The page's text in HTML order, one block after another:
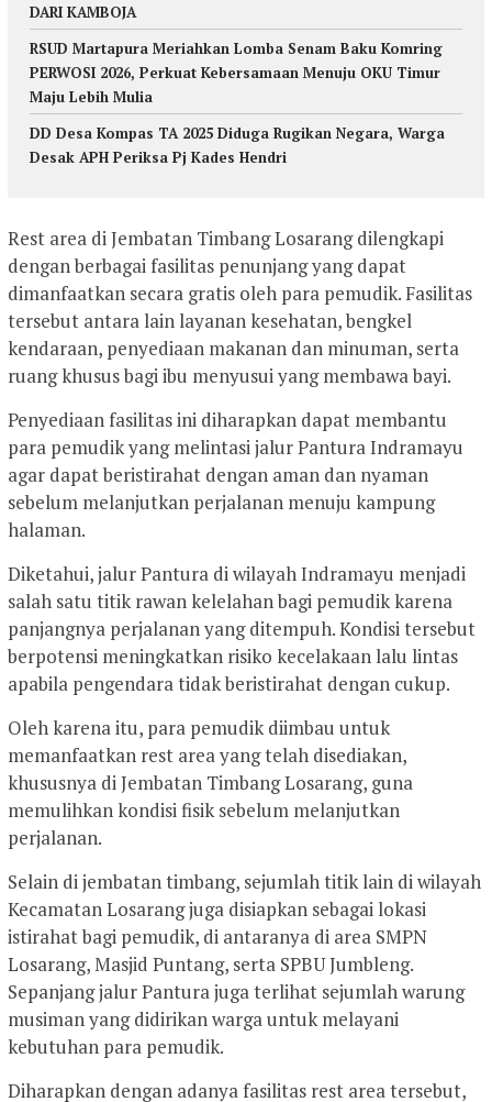
DARI KAMBOJA
RSUD Martapura Meriahkan Lomba Senam Baku Komring
PERWOSI 2026, Perkuat Kebersamaan Menuju OKU Timur
Maju Lebih Mulia
DD Desa Kompas TA 2025 Diduga Rugikan Negara, Warga
Desak APH Periksa Pj Kades Hendri
Rest area di Jembatan Timbang Losarang dilengkapi
dengan berbagai fasilitas penunjang yang dapat
dimanfaatkan secara gratis oleh para pemudik. Fasilitas
tersebut antara lain layanan kesehatan, bengkel
kendaraan, penyediaan makanan dan minuman, serta
ruang khusus bagi ibu menyusui yang membawa bayi.
Penyediaan fasilitas ini diharapkan dapat membantu
para pemudik yang melintasi jalur Pantura Indramayu
agar dapat beristirahat dengan aman dan nyaman
sebelum melanjutkan perjalanan menuju kampung
halaman.
Diketahui, jalur Pantura di wilayah Indramayu menjadi
salah satu titik rawan kelelahan bagi pemudik karena
panjangnya perjalanan yang ditempuh. Kondisi tersebut
berpotensi meningkatkan risiko kecelakaan lalu lintas
apabila pengendara tidak beristirahat dengan cukup.
Oleh karena itu, para pemudik diimbau untuk
memanfaatkan rest area yang telah disediakan,
khususnya di Jembatan Timbang Losarang, guna
memulihkan kondisi fisik sebelum melanjutkan
perjalanan.
Selain di jembatan timbang, sejumlah titik lain di wilayah
Kecamatan Losarang juga disiapkan sebagai lokasi
istirahat bagi pemudik, di antaranya di area SMPN
Losarang, Masjid Puntang, serta SPBU Jumbleng.
Sepanjang jalur Pantura juga terlihat sejumlah warung
musiman yang didirikan warga untuk melayani
kebutuhan para pemudik.
Diharapkan dengan adanya fasilitas rest area tersebut,